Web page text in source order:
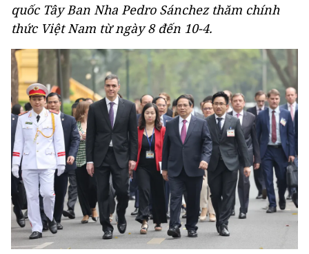
quốc Tây Ban Nha Pedro Sánchez thăm chính
thức Việt Nam từ ngày 8 đến 10-4.